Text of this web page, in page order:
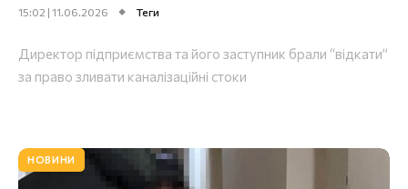
15:02 | 11.06.2026 Теги
Директор підприємства та його заступник брали “відкати”
за право зливати каналізаційні стоки
НОВИНИ